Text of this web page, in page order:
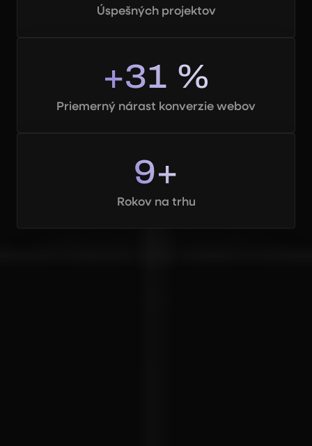
Úspešných projektov
+31 %
Priemerný nárast konverzie webov
9+
Rokov na trhu